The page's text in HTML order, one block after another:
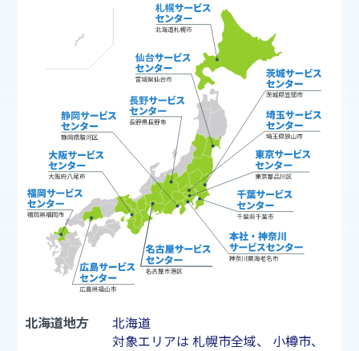
北海道地方
北海道
対象エリアは 札幌市全域、 小樽市、